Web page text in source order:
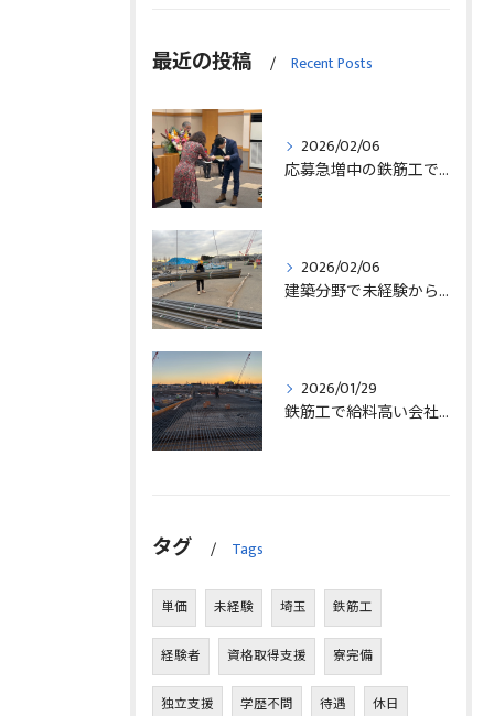
最近の投稿 Recent Posts
2026/02/06
応募急増中の鉄筋工で高給を目指す方法徹底解説埼玉県三郷市版
2026/02/06
建築分野で未経験から始める求人探しと三郷市で正社員就職の秘訣
2026/01/29
鉄筋工で給料高い会社に転職したリアルなインタビュー事例を埼玉県三郷市で解説
タグ Tags
単価 未経験 埼玉 鉄筋工
経験者 資格取得支援 寮完備
独立支援 学歴不問 待遇 休日